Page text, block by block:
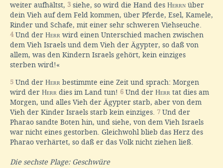
weiter aufhältst, 3 siehe, so wird die Hand des Herrn über
dein Vieh auf dem Feld kommen, über Pferde, Esel, Kamele,
Rinder und Schafe, mit einer sehr schweren Viehseuche.
4Und der Herr wird einen Unterschied machen zwischen
dem Vieh Israels und dem Vieh der Ägypter, so daß von
allem, was den Kindern Israels gehört, kein einziges
sterben wird!«
5 Und der Herr bestimmte eine Zeit und sprach: Morgen
wird der Herr dies im Land tun! 6 Und der Herr tat dies am
Morgen, und alles Vieh der Ägypter starb, aber von dem
Vieh der Kinder Israels starb kein einziges. 7 Und der
Pharao sandte Boten hin, und siehe, von dem Vieh Israels
war nicht eines gestorben. Gleichwohl blieb das Herz des
Pharao verhärtet, so daß er das Volk nicht ziehen ließ.
Die sechste Plage: Geschwüre